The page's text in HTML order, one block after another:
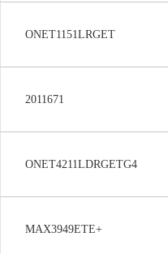
ONET1151LRGET
2011671
ONET4211LDRGETG4
MAX3949ETE+